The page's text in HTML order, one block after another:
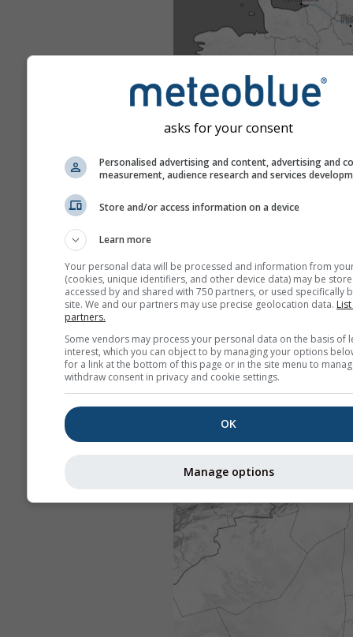
asks for your consent
Personalised advertising and content, advertising and
measurement, audience research and services
Store and/or access information on a device
Learn more
Your personal data will be processed and information from
(cookies, unique identifiers, and other device data) may be
accessed by and shared with 750 partners, or used specifically
site. We and our partners may use precise geolocation data.
partners.
Some vendors may process your personal data on the basis of
interest, which you can object to by managing your options
for a link at the bottom of this page or in the site menu to
withdraw consent in privacy and cookie settings.
OK
Manage options